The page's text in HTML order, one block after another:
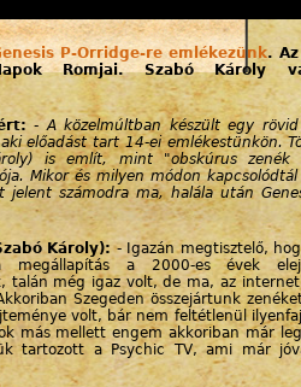
P-Orridge-re emlékezünk.
Romjai. Szabó Károly
-A közelmúltban készült egy rövid
előadást tart 14-ei emlékestünkön.
is említ, mint "obskúrus zenék
Mikor és milyen módon
számodra ma, halála után
Károly): - Igazán megtisztelő,
a 2000-es évek
talán még igaz volt, de ma, az
Szegeden összejártunk
volt, bár nem feltétlenül
más mellett engem akkoriban már
tartozott a Psychic TV, ami már